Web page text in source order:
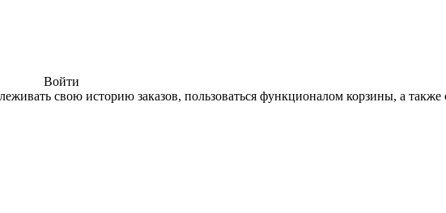
Войти
свою историю заказов, пользоваться функционалом корзины, а